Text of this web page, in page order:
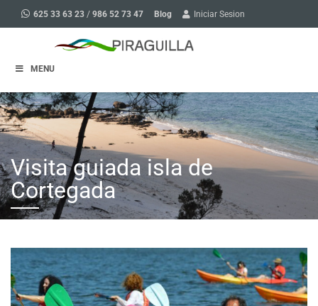
625 33 63 23 / 986 52 73 47 Blog Iniciar Sesion
MENU
Visita guiada isla de
Cortegada